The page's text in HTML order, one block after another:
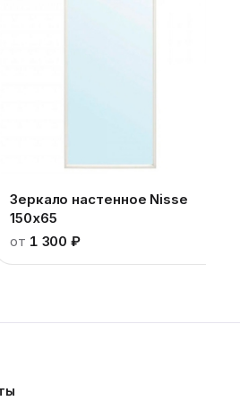
Зеркало настенное Nisse
150x65
от 1 300 ₽